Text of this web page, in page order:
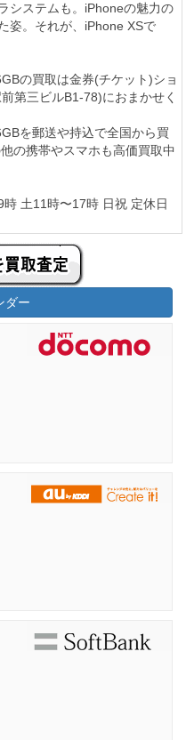
システムも。iPhoneの魅力の
姿。それが、iPhone XSで
の買取は金券(チケット)ショ
第三ビルB1-78)におまかせく
を郵送や持込で全国から買
の携帯やスマホも高価買取中
土11時〜17時 日祝 定休日
ダー